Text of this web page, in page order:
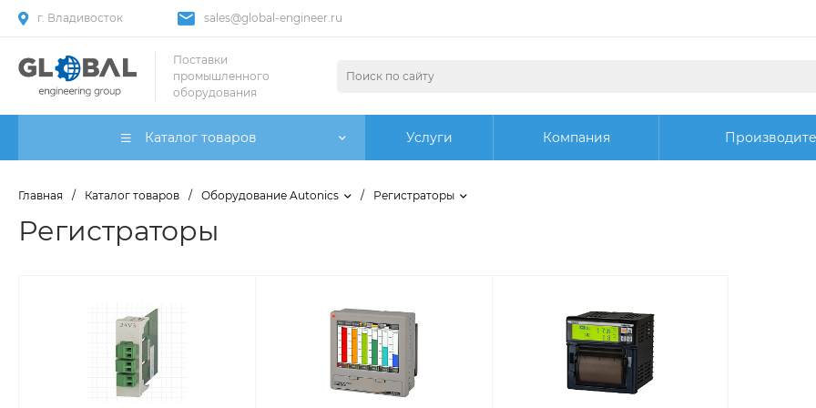
г. Владивосток sales@global-engineer.ru
Поставки
промышленного
оборудования
Каталог товаров Услуги Компания
Главная / Каталог товаров / Оборудование Autonics / Регистраторы
Регистраторы